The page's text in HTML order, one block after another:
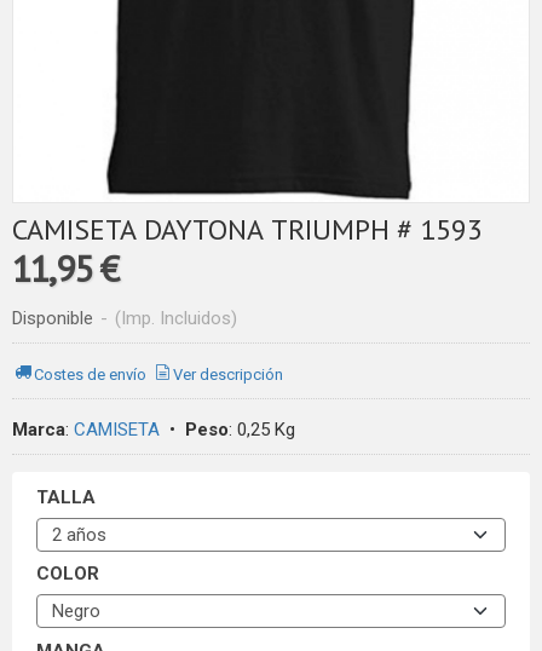
CAMISETA DAYTONA TRIUMPH # 1593
11,95 €
Disponible - (Imp. Incluidos)
Costes de envío Ver descripción
Marca: CAMISETA • Peso: 0,25 Kg
TALLA
COLOR